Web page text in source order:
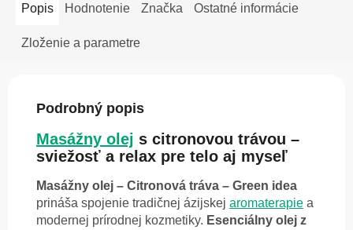
Popis Hodnotenie Značka Ostatné informácie
Zloženie a parametre
Podrobný popis
Masážny olej s citronovou trávou –
sviežosť a relax pre telo aj myseľ
Masážny olej – Citronová tráva – Green idea
prináša spojenie tradičnej ázijskej aromaterapie a
modernej prírodnej kozmetiky. Esenciálny olej z